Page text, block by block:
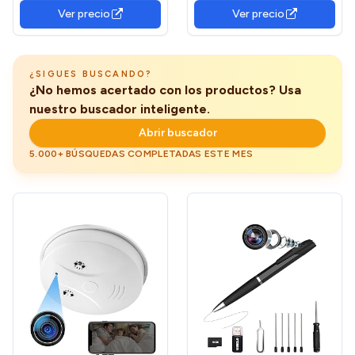
Cámara grabadora de Audio
y Video para Negocios y
conferencias con
Ver precio
ideal para reuniones,
conferencias, notas y
momentos personales
Ver precio
¿SIGUES BUSCANDO?
¿No hemos acertado con los productos? Usa
nuestro buscador inteligente.
Abrir buscador
5.000+ BÚSQUEDAS COMPLETADAS ESTE MES